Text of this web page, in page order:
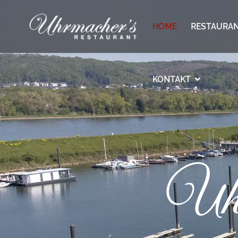
HOME
KONTAKT